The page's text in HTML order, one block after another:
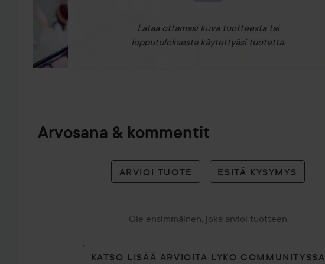
Lataa ottamasi kuva tuotteesta tai
lopputuloksesta käytettyäsi tuotetta.
Arvosana & kommentit
ARVIOI TUOTE ESITÄ KYSYMYS
Ole ensimmäinen, joka arvioi tuotteen
KATSO LISÄÄ ARVIOITA LYKO COMMUNITYSSA